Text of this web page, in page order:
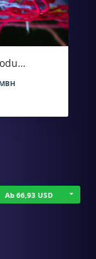
Ab 66,93 USD